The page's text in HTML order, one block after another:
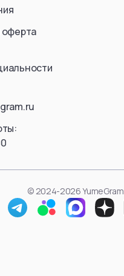
оферта
© 2024-2026 YumeGram